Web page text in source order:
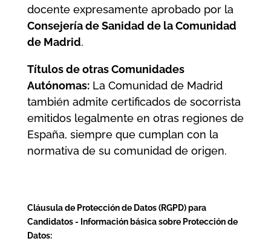
docente expresamente aprobado por la
Consejería de Sanidad de la Comunidad
de Madrid.
Títulos de otras Comunidades
Autónomas:La Comunidad de Madrid
también admite certificados de socorrista
emitidos legalmente en otras regiones de
España, siempre que cumplan con la
normativa de su comunidad de origen.
Cláusula de Protección de Datos (RGPD) para
Candidatos - Información básica sobre Protección de
Datos: